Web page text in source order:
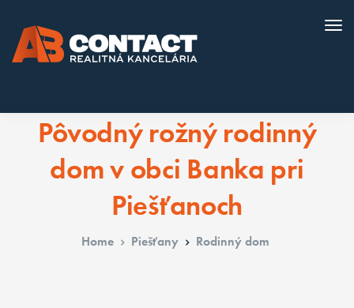
Pôvodný rožný rodinný
dom v obci Banka pri
Piešťanoch
Home Piešťany Rodinný dom